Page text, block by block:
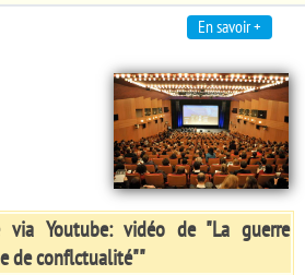
En savoir +
via Youtube: vidéo de "La guerre
de conflctualité""